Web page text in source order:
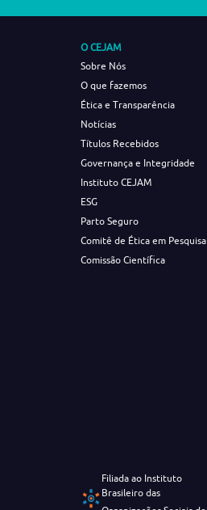
O CEJAM
Sobre Nós
O que fazemos
Ética e Transparência
Notícias
Títulos Recebidos
Governança e Integridade
Instituto CEJAM
ESG
Parto Seguro
Comitê de Ética em Pesquisa
Comissão Científica
Filiada ao Instituto
Brasileiro das